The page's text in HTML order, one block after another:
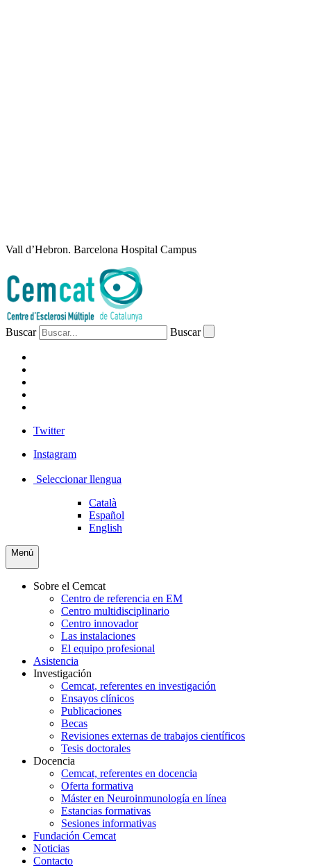
Vall d’Hebron. Barcelona Hospital Campus
Buscar Buscar
Twitter
Instagram
Seleccionar llengua
Català
Español
English
Menú
Sobre el Cemcat
Centro de referencia en EM
Centro multidisciplinario
Centro innovador
Las instalaciones
El equipo profesional
Asistencia
Investigación
Cemcat, referentes en investigación
Ensayos clínicos
Publicaciones
Becas
Revisiones externas de trabajos científicos
Tesis doctorales
Docencia
Cemcat, referentes en docencia
Oferta formativa
Máster en Neuroinmunología en línea
Estancias formativas
Sesiones informativas
Fundación Cemcat
Noticias
Contacto